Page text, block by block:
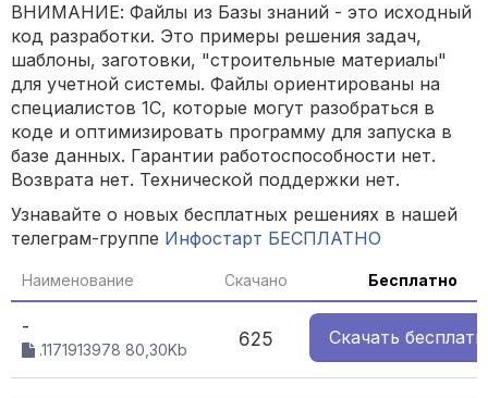
ВНИМАНИЕ: Файлы из Базы знаний - это исходный
код разработки. Это примеры решения задач,
шаблоны, заготовки, "строительные материалы"
для учетной системы. Файлы ориентированы на
специалистов 1С, которые могут разобраться в
коде и оптимизировать программу для запуска в
базе данных. Гарантии работоспособности нет.
Возврата нет. Технической поддержки нет.
Узнавайте о новых бесплатных решениях в нашей
телеграм-группе Инфостарт БЕСПЛАТНО
Наименование Скачано Бесплатно
-
.1171913978 80,30Kb 625 Скачать